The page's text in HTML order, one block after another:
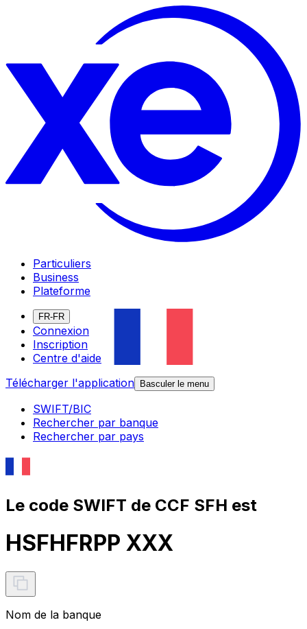
Particuliers
Business
Plateforme
FR-FR
Connexion
Inscription
Centre d'aide
Télécharger l'application
Basculer le menu
SWIFT/BIC
Rechercher par banque
Rechercher par pays
Le code SWIFT de CCF SFH est
HSFHFRPP XXX
Nom de la banque